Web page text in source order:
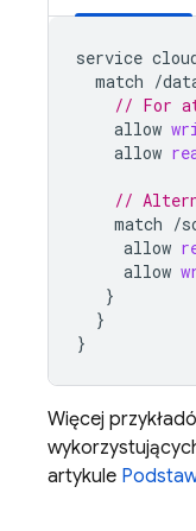
service
match /
// For
allow
allow
//
match /
allow
allow
}
}
}
Więcej
artykule